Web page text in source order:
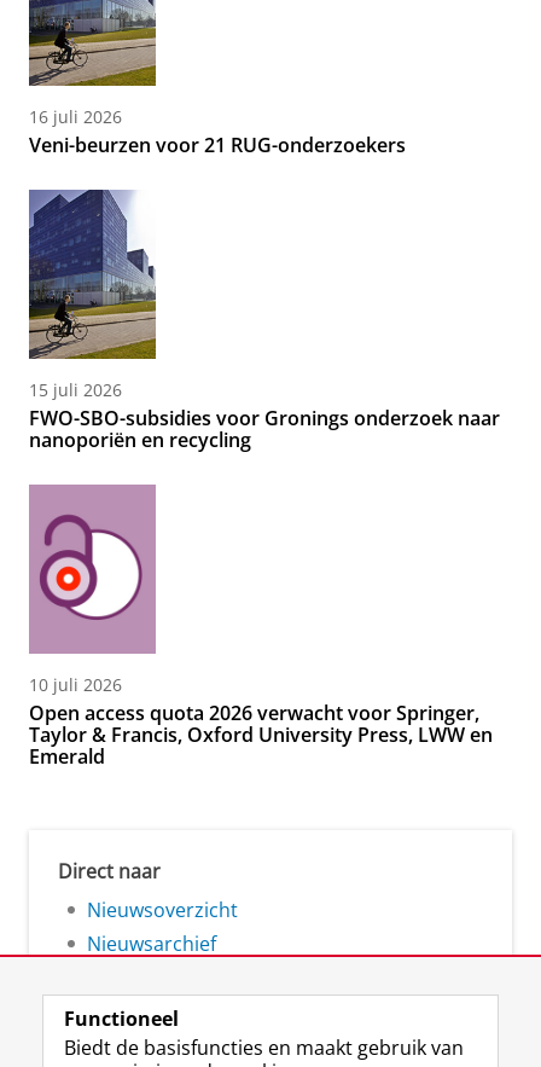
16 juli 2026
Veni-beurzen voor 21 RUG-onderzoekers
15 juli 2026
FWO-SBO-subsidies voor Gronings onderzoek naar
nanoporiën en recycling
10 juli 2026
Open access quota 2026 verwacht voor Springer,
Taylor & Francis, Oxford University Press, LWW en
Emerald
Direct naar
Nieuwsoverzicht
Nieuwsarchief
Functioneel
Biedt de basisfuncties en maakt gebruik van